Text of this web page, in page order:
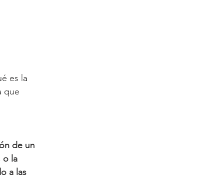
es la
que
de un
o la
a las